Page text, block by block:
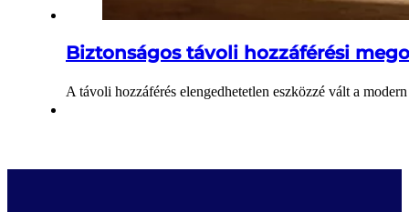
Biztonságos távoli hozzáférési
A távoli hozzáférés elengedhetetlen eszközzé vált a